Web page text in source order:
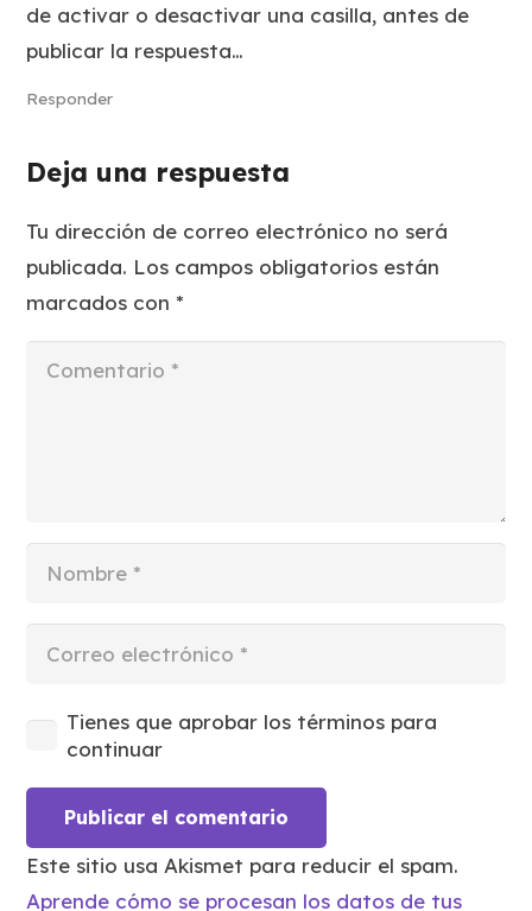
de activar o desactivar una casilla, antes de
publicar la respuesta…
Responder
Deja una respuesta
Tu dirección de correo electrónico no será
publicada. Los campos obligatorios están
marcados con*
Tienes que aprobar los términos para
continuar
Publicar el comentario
Este sitio usa Akismet para reducir el spam.
Aprende cómo se procesan los datos de tus